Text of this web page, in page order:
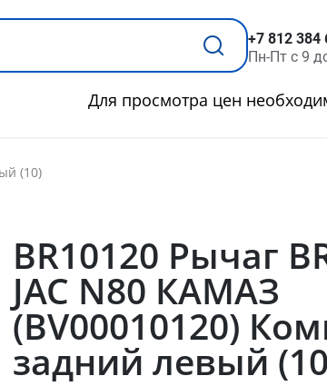
+7 812 384
Пн-Пт с 9
Для просмотра цен
(10)
BR10120 Рычаг
JAC N80 КАМАЗ
(BV00010120)
задний левый